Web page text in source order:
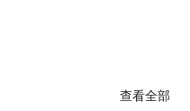
查看全部